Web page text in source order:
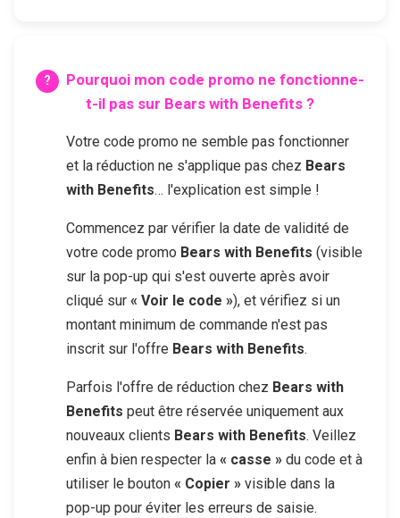
Pourquoi mon code promo ne fonctionne-
t-il pas sur Bears with Benefits ?
Votre code promo ne semble pas fonctionner
et la réduction ne s'applique pas chez Bears
with Benefits… l'explication est simple !
Commencez par vérifier la date de validité de
votre code promo Bears with Benefits (visible
sur la pop-up qui s'est ouverte après avoir
cliqué sur « Voir le code »), et vérifiez si un
montant minimum de commande n'est pas
inscrit sur l'offre Bears with Benefits.
Parfois l'offre de réduction chez Bears with
Benefits peut être réservée uniquement aux
nouveaux clients Bears with Benefits. Veillez
enfin à bien respecter la « casse » du code et à
utiliser le bouton « Copier » visible dans la
pop-up pour éviter les erreurs de saisie.